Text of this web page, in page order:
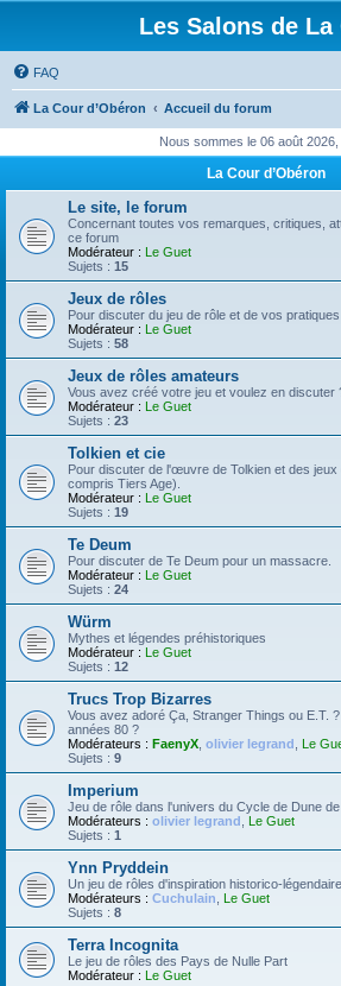
Les Salons de La
FAQ
La Cour d’Obéron Accueil du forum
Nous sommes le 06 août 2026,
La Cour d’Obéron
Le site, le forum
Concernant toutes vos remarques, critiques,
ce forum
Modérateur : Le Guet
Sujets : 15
Jeux de rôles
Pour discuter du jeu de rôle et de vos pratiques
Modérateur : Le Guet
Sujets : 58
Jeux de rôles amateurs
Vous avez créé votre jeu et voulez en discuter
Modérateur : Le Guet
Sujets : 23
Tolkien et cie
Pour discuter de l'œuvre de Tolkien et des
compris Tiers Age).
Modérateur : Le Guet
Sujets : 19
Te Deum
Pour discuter de Te Deum pour un massacre.
Modérateur : Le Guet
Sujets : 24
Würm
Mythes et légendes préhistoriques
Modérateur : Le Guet
Sujets : 12
Trucs Trop Bizarres
Vous avez adoré Ça, Stranger Things ou E.T.
années 80 ?
Modérateurs : FaenyX olivier legrand
Le
Sujets : 9
Imperium
Jeu de rôle dans l'univers du Cycle de Dune
Modérateurs : olivier legrand
Le Guet
Sujets : 1
Ynn Pryddein
Un jeu de rôles d'inspiration historico-légendaire
Modérateurs : Cuchulain
Le Guet
Sujets : 8
Terra Incognita
Le jeu de rôles des Pays de Nulle Part
Modérateur : Le Guet